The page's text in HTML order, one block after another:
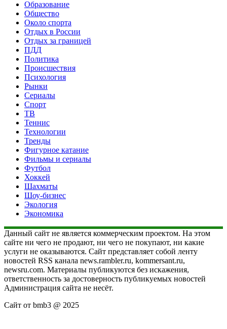
Образование
Общество
Около спорта
Отдых в России
Отдых за границей
ПДД
Политика
Происшествия
Психология
Рынки
Сериалы
Спорт
ТВ
Теннис
Технологии
Тренды
Фигурное катание
Фильмы и сериалы
Футбол
Хоккей
Шахматы
Шоу-бизнес
Экология
Экономика
Данный сайт не является коммерческим проектом. На этом
сайте ни чего не продают, ни чего не покупают, ни какие
услуги не оказываются. Сайт представляет собой ленту
новостей RSS канала news.rambler.ru, kommersant.ru,
newsru.com. Материалы публикуются без искажения,
ответственность за достоверность публикуемых новостей
Администрация сайта не несёт.
Сайт от bmb3 @ 2025